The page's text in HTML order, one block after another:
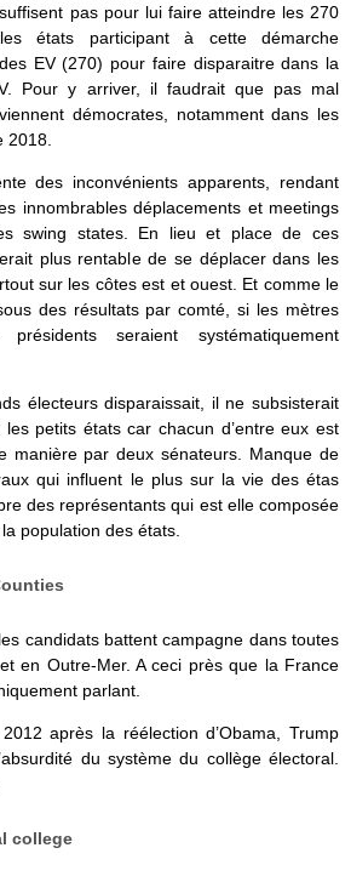
pas pour lui faire atteindre les 270
états participant à cette démarche
EV (270) pour faire disparaitre dans la
Pour y arriver, il faudrait que pas mal
démocrates, notamment dans les
2018.
des inconvénients apparents, rendant
innombrables déplacements et meetings
swing states. En lieu et place de ces
plus rentable de se déplacer dans les
sur les côtes est et ouest. Et comme le
des résultats par comté, si les mètres
seraient systématiquement
électeurs disparaissait, il ne subsisterait
petits états car chacun d’entre eux est
manière par deux sénateurs. Manque de
qui influent le plus sur la vie des étas
des représentants qui est elle composée
population des états.
candidats battent campagne dans toutes
en Outre-Mer. A ceci près que la France
parlant.
après la réélection d’Obama, Trump
du système du collège électoral.